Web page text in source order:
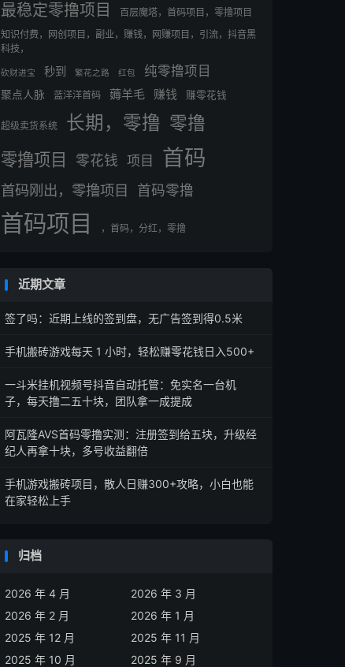
最稳定零撸项目
百层魔塔，首码项目，零撸项目
知识付费，网创项目，副业，赚钱，网赚项目，引流，抖音黑
科技，
砍财进宝 秒到 繁花之路 红包 纯零撸项目
聚点人脉 蓝洋洋首码 薅羊毛 赚钱 赚零花钱
超级卖货系统 长期，零撸 零撸
零撸项目 零花钱 项目 首码
首码刚出，零撸项目 首码零撸
首码项目 ，首码，分红，零撸
近期文章
签了吗：近期上线的签到盘，无广告签到得0.5米
手机搬砖游戏每天 1 小时，轻松赚零花钱日入500+
一斗米挂机视频号抖音自动托管：免实名一台机
子，每天撸二五十块，团队拿一成提成
阿瓦隆AVS首码零撸实测：注册签到给五块，升级经
纪人再拿十块，多号收益翻倍
手机游戏搬砖项目，散人日赚300+攻略，小白也能
在家轻松上手
归档
2026 年 4 月
2026 年 3 月
2026 年 2 月
2026 年 1 月
2025 年 12 月
2025 年 11 月
2025 年 10 月
2025 年 9 月